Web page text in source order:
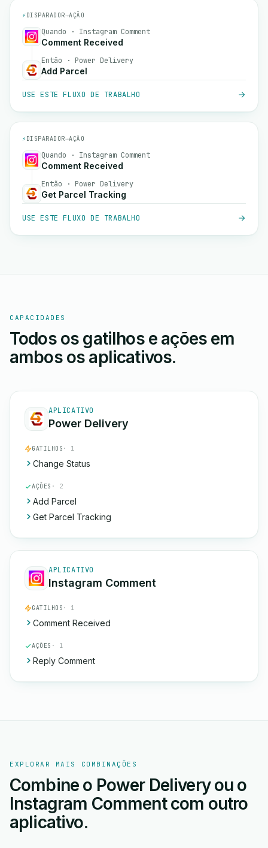
⚡ DISPARADOR→AÇÃO
Quando · Instagram Comment
Comment Received
Então · Power Delivery
Add Parcel
USE ESTE FLUXO DE TRABALHO
⚡ DISPARADOR→AÇÃO
Quando · Instagram Comment
Comment Received
Então · Power Delivery
Get Parcel Tracking
USE ESTE FLUXO DE TRABALHO
CAPACIDADES
Todos os gatilhos e ações em
ambos os aplicativos.
APLICATIVO
Power Delivery
GATILHOS · 1
Change Status
AÇÕES · 2
Add Parcel
Get Parcel Tracking
APLICATIVO
Instagram Comment
GATILHOS · 1
Comment Received
AÇÕES · 1
Reply Comment
EXPLORAR MAIS COMBINAÇÕES
Combine o Power Delivery ou o
Instagram Comment com outro
aplicativo.